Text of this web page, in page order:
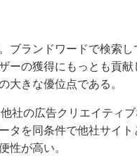
ブランドワードで検索し
ーの獲得にもっとも貢献
大きな優位点である。
社の広告クリエイティブ
タを同条件で他社サイト
性が高い。